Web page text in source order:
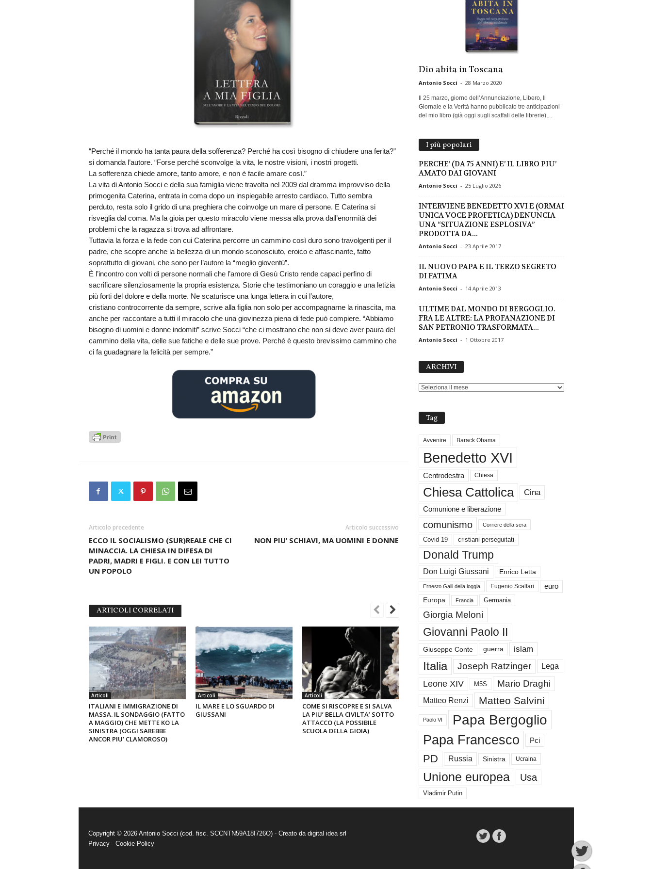
“Perché il mondo ha tanta paura della sofferenza? Perché ha così bisogno di chiudere una ferita?”
si domanda l’autore. “Forse perché sconvolge la vita, le nostre visioni, i nostri progetti.
La sofferenza chiede amore, tanto amore, e non è facile amare così.”
La vita di Antonio Socci e della sua famiglia viene travolta nel 2009 dal dramma improvviso della
primogenita Caterina, entrata in coma dopo un inspiegabile arresto cardiaco. Tutto sembra
perduto, resta solo il grido di una preghiera che coinvolge un mare di persone. E Caterina si
risveglia dal coma. Ma la gioia per questo miracolo viene messa alla prova dall’enormità dei
problemi che la ragazza si trova ad affrontare.
Tuttavia la forza e la fede con cui Caterina percorre un cammino così duro sono travolgenti per il
padre, che scopre anche la bellezza di un mondo sconosciuto, eroico e affascinante, fatto
soprattutto di giovani, che sono per l’autore la “meglio gioventù”.
È l’incontro con volti di persone normali che l’amore di Gesù Cristo rende capaci perfino di
sacrificare silenziosamente la propria esistenza. Storie che testimoniano un coraggio e una letizia
più forti del dolore e della morte. Ne scaturisce una lunga lettera in cui l’autore,
cristiano controcorrente da sempre, scrive alla figlia non solo per accompagnarne la rinascita, ma
anche per raccontare a tutti il miracolo che una giovinezza piena di fede può compiere. “Abbiamo
bisogno di uomini e donne indomiti” scrive Socci “che ci mostrano che non si deve aver paura del
cammino della vita, delle sue fatiche e delle sue prove. Perché è questo brevissimo cammino che
ci fa guadagnare la felicità per sempre.”
Articolo precedente
ECCO IL SOCIALISMO (SUR)REALE CHE CI
MINACCIA. LA CHIESA IN DIFESA DI
PADRI, MADRI E FIGLI. E CON LEI TUTTO
UN POPOLO
Articolo successivo
NON PIU’ SCHIAVI, MA UOMINI E DONNE
ARTICOLI CORRELATI
Articoli
ITALIANI E IMMIGRAZIONE DI
MASSA. IL SONDAGGIO (FATTO
A MAGGIO) CHE METTE KO LA
SINISTRA (OGGI SAREBBE
ANCOR PIU’ CLAMOROSO)
Articoli
IL MARE E LO SGUARDO DI
GIUSSANI
Articoli
COME SI RISCOPRE E SI SALVA
LA PIU’ BELLA CIVILTA’ SOTTO
ATTACCO (LA POSSIBILE
SCUOLA DELLA GIOIA)
Dio abita in Toscana
Antonio Socci - 28 Marzo 2020
Il 25 marzo, giorno dell’Annunciazione, Libero, Il
Giornale e la Verità hanno pubblicato tre anticipazioni
del mio libro (già oggi sugli scaffali delle librerie),...
I più popolari
PERCHE’ (DA 75 ANNI) E’ IL LIBRO PIU’
AMATO DAI GIOVANI
Antonio Socci - 25 Luglio 2026
INTERVIENE BENEDETTO XVI E (ORMAI
UNICA VOCE PROFETICA) DENUNCIA
UNA “SITUAZIONE ESPLOSIVA”
PRODOTTA DA...
Antonio Socci - 23 Aprile 2017
IL NUOVO PAPA E IL TERZO SEGRETO
DI FATIMA
Antonio Socci - 14 Aprile 2013
ULTIME DAL MONDO DI BERGOGLIO.
FRA LE ALTRE: LA PROFANAZIONE DI
SAN PETRONIO TRASFORMATA...
Antonio Socci - 1 Ottobre 2017
ARCHIVI
Tag
Avvenire Barack Obama
Benedetto XVI
Centrodestra Chiesa
Chiesa Cattolica Cina
Comunione e liberazione
comunismo Corriere della sera
Covid 19 cristiani perseguitati
Donald Trump
Don Luigi Giussani Enrico Letta
Ernesto Galli della loggia Eugenio Scalfari euro
Europa Francia Germania
Giorgia Meloni
Giovanni Paolo II
Giuseppe Conte guerra islam
Italia Joseph Ratzinger Lega
Leone XIV M5S Mario Draghi
Matteo Renzi Matteo Salvini
Paolo VI Papa Bergoglio
Papa Francesco Pci
PD Russia Sinistra Ucraina
Unione europea Usa
Vladimir Putin
Copyright © 2026 Antonio Socci (cod. fisc. SCCNTN59A18I726O) - Creato da digital idea srl
Privacy- Cookie Policy